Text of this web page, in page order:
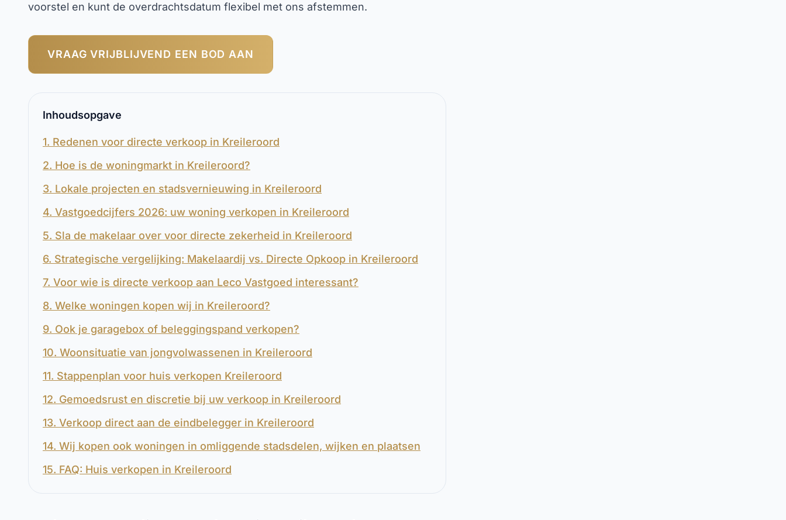
voorstel en kunt de overdrachtsdatum flexibel met ons afstemmen.
VRAAG VRIJBLIJVEND EEN BOD AAN
Inhoudsopgave
1. Redenen voor directe verkoop in Kreileroord
2. Hoe is de woningmarkt in Kreileroord?
3. Lokale projecten en stadsvernieuwing in Kreileroord
4. Vastgoedcijfers 2026: uw woning verkopen in Kreileroord
5. Sla de makelaar over voor directe zekerheid in Kreileroord
6. Strategische vergelijking: Makelaardij vs. Directe Opkoop in Kreileroord
7. Voor wie is directe verkoop aan Leco Vastgoed interessant?
8. Welke woningen kopen wij in Kreileroord?
9. Ook je garagebox of beleggingspand verkopen?
10. Woonsituatie van jongvolwassenen in Kreileroord
11. Stappenplan voor huis verkopen Kreileroord
12. Gemoedsrust en discretie bij uw verkoop in Kreileroord
13. Verkoop direct aan de eindbelegger in Kreileroord
14. Wij kopen ook woningen in omliggende stadsdelen, wijken en plaatsen
15. FAQ: Huis verkopen in Kreileroord